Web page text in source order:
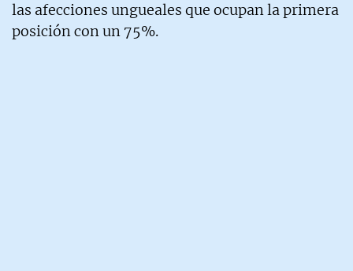
las afecciones ungueales que ocupan la primera
posición con un 75%.